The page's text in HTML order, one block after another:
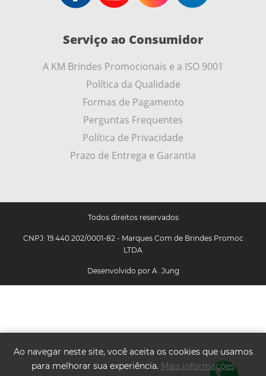
Ao navegar neste site, você aceita os cookies que usamos
para melhorar sua experiência. Mais informações
Serviço ao Consumidor
A KM Brindes Promocionais e a ISO 9001
Política da Qualidade
Formas de Pagamento
Perguntas Frequentes
Política de Privacidade
Prazo de Entrega e Garantia
Todos direitos reservados
CNPJ: 19.440.202/0001-82 - Marques Com de Brindes Promoc
LTDA
Desenvolvido por A .Jung